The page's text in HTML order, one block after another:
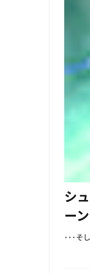
シ
ーン
･･･そ